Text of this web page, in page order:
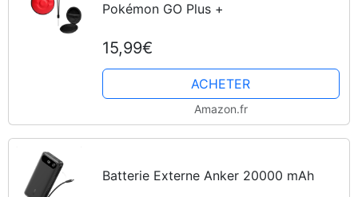
Pokémon GO Plus +
15,99€
ACHETER
Amazon.fr
Batterie Externe Anker 20000 mAh